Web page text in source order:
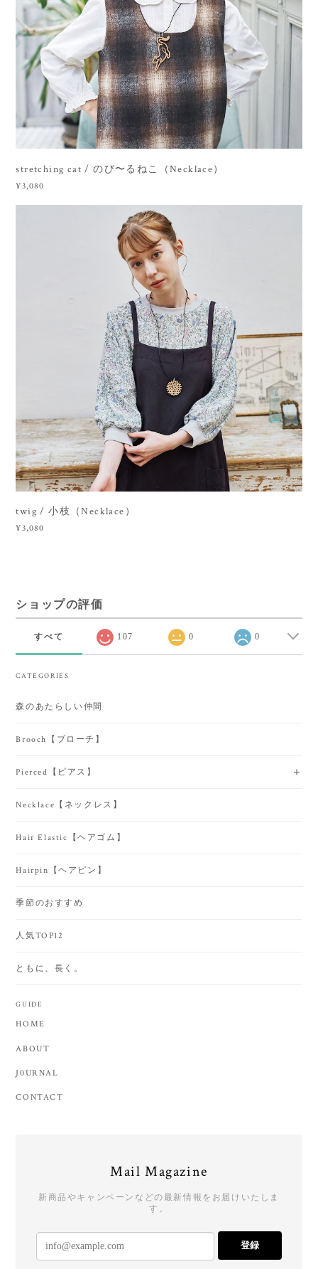
stretching cat / のび〜るねこ（Necklace）
¥3,080
twig / 小枝（Necklace）
¥3,080
ショップの評価
すべて 107 0 0
CATEGORIES
森のあたらしい仲間
Brooch【ブローチ】
Pierced【ピアス】
Necklace【ネックレス】
Hair Elastic【ヘアゴム】
Hairpin【ヘアピン】
季節のおすすめ
人気TOP12
ともに、長く。
GUIDE
HOME
ABOUT
J0URNAL
CONTACT
Mail Magazine
新商品やキャンペーンなどの最新情報をお届けいたしま
す。
登録